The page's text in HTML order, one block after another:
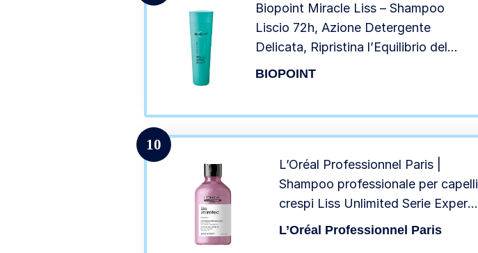
Biopoint Miracle Liss – Shampoo
Liscio 72h, Azione Detergente
Delicata, Ripristina l’Equilibrio del
Capello, Dona Capelli Leggeri, Lisci e
BIOPOINT
10
L’Oréal Professionnel Paris |
Shampoo professionale per capelli
crespi Liss Unlimited Serie Expert,
Formula lisciante anti-crespo, 300
L’Oréal Professionnel Paris